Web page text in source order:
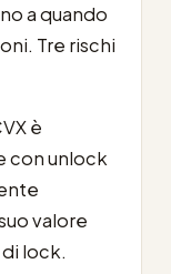
a quando
Tre rischi
è
con unlock
valore
lock.